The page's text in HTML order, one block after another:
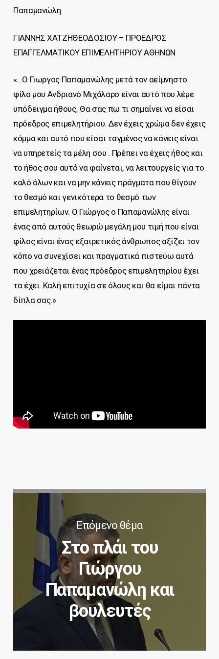
Παπαμανώλη
ΓΙΑΝΝΗΣ ΧΑΤΖΗΘΕΟΔΟΣΙΟΥ – ΠΡΟΕΔΡΟΣ
ΕΠΑΓΓΕΛΜΑΤΙΚΟΥ ΕΠΙΜΕΛΗΤΗΡΙΟΥ ΑΘΗΝΩΝ
«…Ο Γιωργος Παπαμανώλης μετά τον αείμνηστο
φίλο μου Ανδριανό Μιχάλαρο είναι αυτό που λέμε
υπόδειγμα ήθους. Θα σας πω τι σημαίνει να είσαι
πρόεδρος επιμελητήριου. Δεν έχεις χρώμα δεν έχεις
κόμμα και αυτό που είσαι ταγμένος να κάνεις είναι
να υπηρετείς τα μέλη σου . Πρέπει να έχεις ήθος και
το ήθος σου αυτό να φαίνεται, να λειτουργείς για το
καλό όλων και να μην κάνεις πράγματα που θίγουν
το θεσμό και γενικότερα το θεσμό των
επιμελητηρίων. Ο Γιώργος ο Παπαμανώλης είναι
ένας από αυτούς θεωρώ μεγάλη μου τιμή που είναι
φίλος είναι ένας εξαιρετικός άνθρωπος αξίζει τον
κόπο να συνεχίσει και πραγματικά πιστεύω αυτά
που χρειάζεται ένας πρόεδρος επιμελητηρίου έχει
τα έχει. Καλή επιτυχία σε όλους και θα είμαι πάντα
δίπλα σας.»
Επόμενο θέμα
Στο πλάι του
Γιώργου
Παπαμανώλη και
βουλευτές